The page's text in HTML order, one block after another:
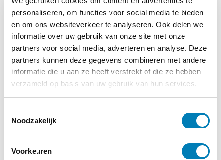
personaliseren, om functies voor social media te bieden
en om ons websiteverkeer te analyseren. Ook delen we
informatie over uw gebruik van onze site met onze
partners voor social media, adverteren en analyse. Deze
partners kunnen deze gegevens combineren met andere
informatie die u aan ze heeft verstrekt of die ze hebben
verzameld op basis van uw gebruik van hun services.
Noodzakelijk
Voorkeuren
Gezondheid / Ziekte, Zwangerschap
02-03-2022
Ook roken vóór bevruchting vertraagt groei
embryo
Lees verder